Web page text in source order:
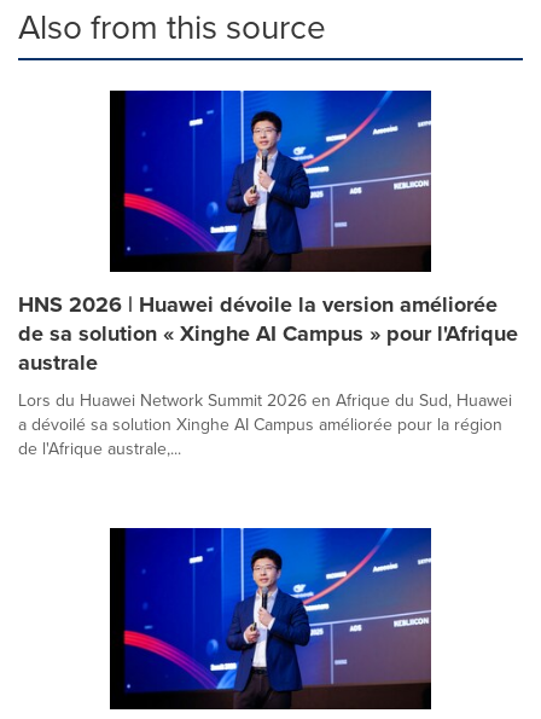
Also from this source
HNS 2026 | Huawei dévoile la version améliorée
de sa solution « Xinghe AI Campus » pour l'Afrique
australe
Lors du Huawei Network Summit 2026 en Afrique du Sud, Huawei
a dévoilé sa solution Xinghe AI Campus améliorée pour la région
de l'Afrique australe,...